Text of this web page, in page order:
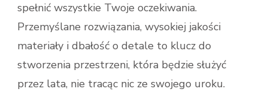
spełnić wszystkie Twoje oczekiwania.
Przemyślane rozwiązania, wysokiej jakości
materiały i dbałość o detale to klucz do
stworzenia przestrzeni, która będzie służyć
przez lata, nie tracąc nic ze swojego uroku.